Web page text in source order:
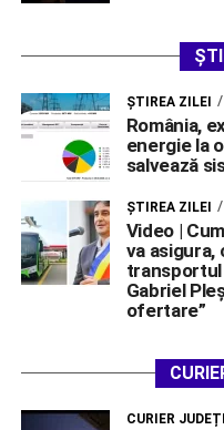
ŞTIREA ZILEI
România,
energie la
salvează
ŞTIREA ZILEI
Video |
va asigura,
transportul
Gabriel
ofertare”
CURIER